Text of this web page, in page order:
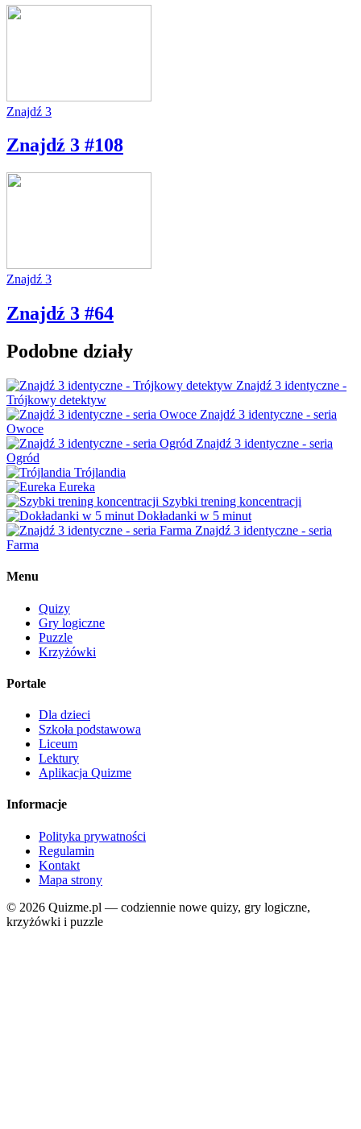
Znajdź 3
Znajdź 3 #108
Znajdź 3
Znajdź 3 #64
Podobne działy
Znajdź 3 identyczne -
Trójkowy detektyw
Znajdź 3 identyczne - seria
Owoce
Znajdź 3 identyczne - seria
Ogród
Trójlandia
Eureka
Szybki trening koncentracji
Dokładanki w 5 minut
Znajdź 3 identyczne - seria
Farma
Menu
Quizy
Gry logiczne
Puzzle
Krzyżówki
Portale
Dla dzieci
Szkoła podstawowa
Liceum
Lektury
Aplikacja Quizme
Informacje
Polityka prywatności
Regulamin
Kontakt
Mapa strony
© 2026 Quizme.pl — codziennie nowe quizy, gry logiczne,
krzyżówki i puzzle